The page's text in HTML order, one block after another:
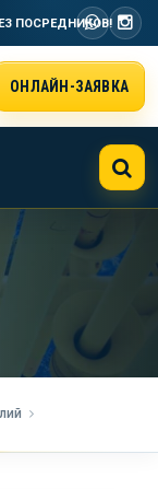
ПОСРЕДНИКОВ!
ОНЛАЙН-ЗАЯВКА